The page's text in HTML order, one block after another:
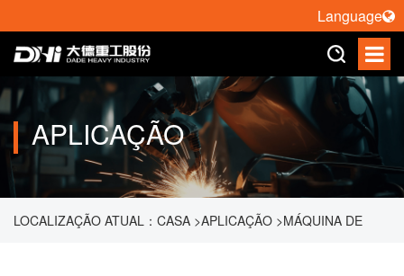
APLICAÇÃO
LOCALIZAÇÃO ATUAL： CASA >APLICAÇÃO >MÁQUINA DE
Language